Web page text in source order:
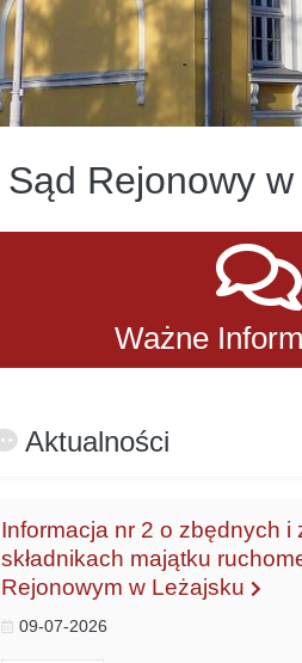
Sąd Rejonowy
Ważne informacje
Ważne
Aktualności
Informacja nr 2 o zbędnych i
składnikach majątku
Rejonowym w Leżajsku
09-07-2026